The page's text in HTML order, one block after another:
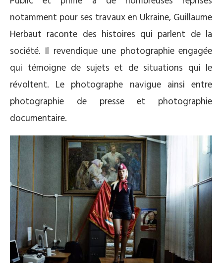
notamment pour ses travaux en Ukraine, Guillaume
Herbaut raconte des histoires qui parlent de la
société. Il revendique une photographie engagée
qui témoigne de sujets et de situations qui le
révoltent. Le photographe navigue ainsi entre
photographie de presse et photographie
documentaire.